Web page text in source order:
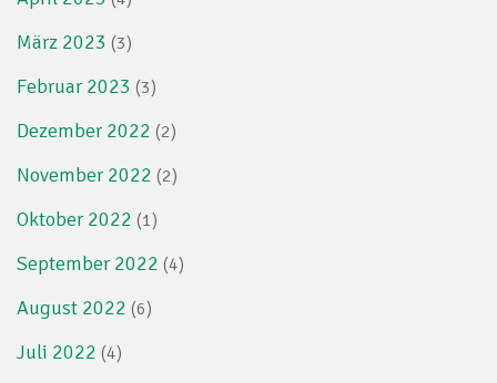
März 2023 (3)
Februar 2023 (3)
Dezember 2022 (2)
November 2022 (2)
Oktober 2022 (1)
September 2022 (4)
August 2022 (6)
Juli 2022 (4)